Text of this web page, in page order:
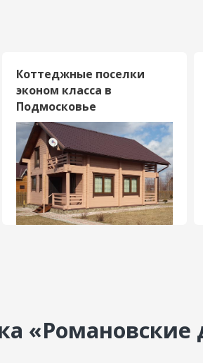
Коттеджные поселки
эконом класса в
Подмосковье
«Романовские